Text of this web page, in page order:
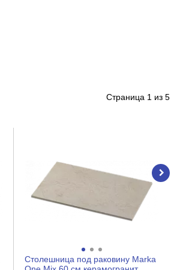
Страница 1 из 5
Столешница под раковину Marka